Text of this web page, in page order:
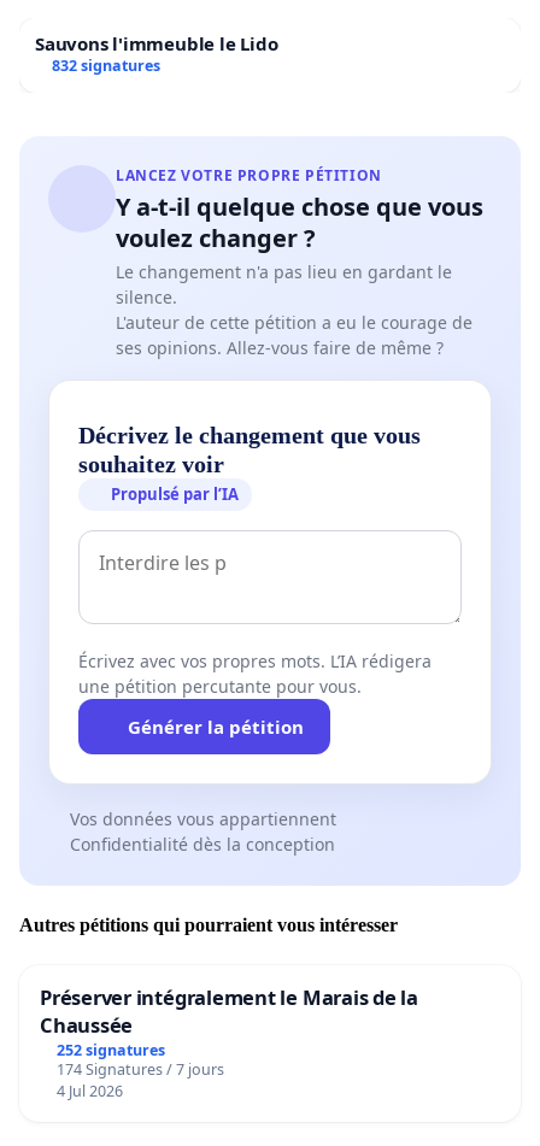
Sauvons l'immeuble le Lido
832 signatures
LANCEZ VOTRE PROPRE PÉTITION
Y a-t-il quelque chose que vous
voulez changer ?
Le changement n'a pas lieu en gardant le
silence.
L'auteur de cette pétition a eu le courage de
ses opinions. Allez-vous faire de même ?
Décrivez le changement que vous
souhaitez voir
Propulsé par l’IA
Écrivez avec vos propres mots. L’IA rédigera
une pétition percutante pour vous.
Générer la pétition
Vos données vous appartiennent
Confidentialité dès la conception
Autres pétitions qui pourraient vous intéresser
Préserver intégralement le Marais de la
Chaussée
252 signatures
174 Signatures / 7 jours
4 Jul 2026